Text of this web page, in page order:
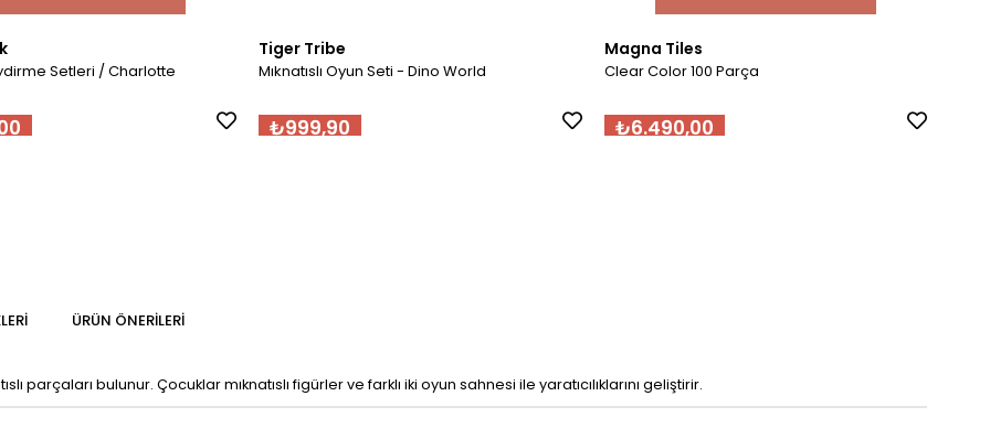
Setleri / Charlotte
Tiger Tribe
Mıknatıslı Oyun Seti - Dino World
₺999,90
Magna Tiles
Clear Color 100 Parça
₺6.490,00
ÜRÜN ÖNERILERI
parçaları bulunur. Çocuklar mıknatıslı figürler ve farklı iki oyun sahnesi ile yaratıcılıklarını geliştirir.